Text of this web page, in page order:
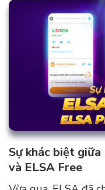
Sự khác biệt giữa
và ELSA Free